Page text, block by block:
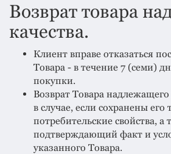
Возврат товара
качества.
Клиент вправе отказаться
Товара - в течение 7 (семи)
покупки.
Возврат Товара
в случае, если сохранены
потребительские свойства, а
подтверждающий факт и
указанного Товара.